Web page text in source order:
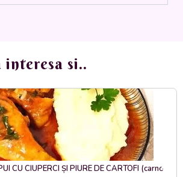
interesa si..
CU CIUPERCI ȘI PIURE DE CARTOFI (carne